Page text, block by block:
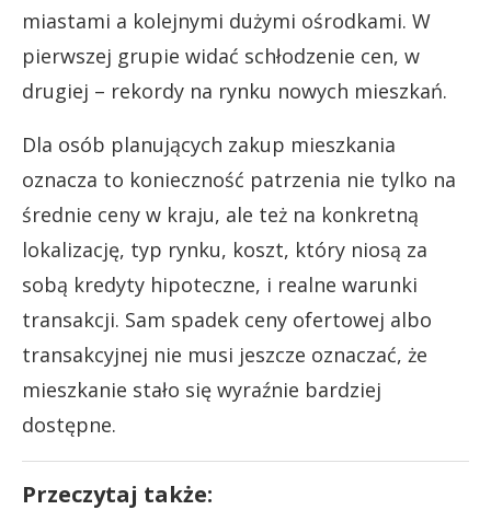
miastami a kolejnymi dużymi ośrodkami. W
pierwszej grupie widać schłodzenie cen, w
drugiej – rekordy na rynku nowych mieszkań.
Dla osób planujących zakup mieszkania
oznacza to konieczność patrzenia nie tylko na
średnie ceny w kraju, ale też na konkretną
lokalizację, typ rynku, koszt, który niosą za
sobą kredyty hipoteczne, i realne warunki
transakcji. Sam spadek ceny ofertowej albo
transakcyjnej nie musi jeszcze oznaczać, że
mieszkanie stało się wyraźnie bardziej
dostępne.
Przeczytaj także: